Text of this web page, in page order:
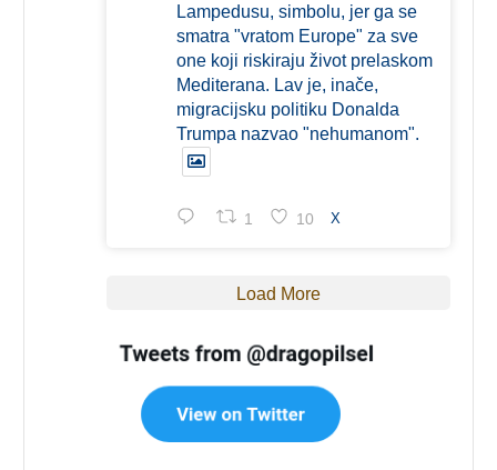
Lampedusu, simbolu, jer ga se
smatra "vratom Europe" za sve
one koji riskiraju život prelaskom
Mediterana. Lav je, inače,
migracijsku politiku Donalda
Trumpa nazvao "nehumanom".
1 10 X
Load More